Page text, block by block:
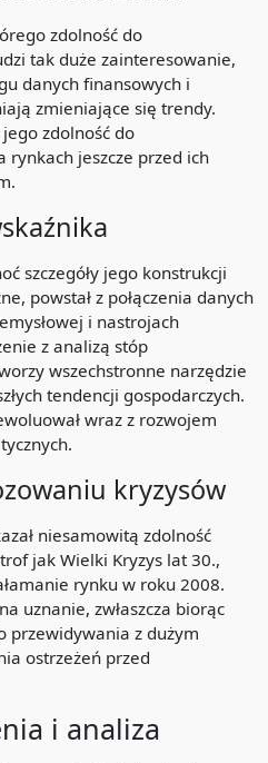
zdolność do
tak duże zainteresowanie,
danych finansowych i
zmieniające się trendy.
zdolność do
jeszcze przed ich
szczegóły jego konstrukcji
powstał z połączenia danych
i nastrojach
z analizą stóp
wszechstronne narzędzie
tendencji gospodarczych.
wraz z rozwojem
kryzysów
niesamowitą zdolność
jak Wielki Kryzys lat 30.,
rynku w roku 2008.
uznanie, zwłaszcza biorąc
przewidywania z dużym
ostrzeżeń przed
i analiza